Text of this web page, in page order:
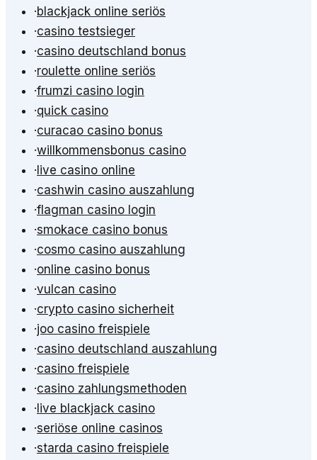
·blackjack online seriös
·casino testsieger
·casino deutschland bonus
·roulette online seriös
·frumzi casino login
·quick casino
·curacao casino bonus
·willkommensbonus casino
· live casino online
·cashwin casino auszahlung
·flagman casino login
·smokace casino bonus
·cosmo casino auszahlung
·online casino bonus
·vulcan casino
·crypto casino sicherheit
·joo casino freispiele
·casino deutschland auszahlung
·casino freispiele
·casino zahlungsmethoden
· live blackjack casino
·seriöse online casinos
·starda casino freispiele